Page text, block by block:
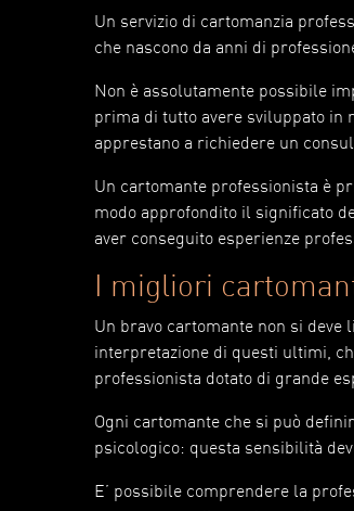
Un servizio di cartomanzia
che nascono da anni di
Non è assolutamente possibile
prima di tutto avere sviluppato in
apprestano a richiedere un
Un cartomante professionista è
modo approfondito il significato
aver conseguito esperienze
I migliori
Un bravo cartomante non si
interpretazione di questi ultimi,
professionista dotato di grande
Ogni cartomante che si può
psicologico: questa sensibilità
E’ possibile comprendere la